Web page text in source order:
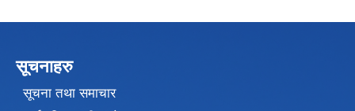
सूचनाहरु
सूचना तथा समाचार